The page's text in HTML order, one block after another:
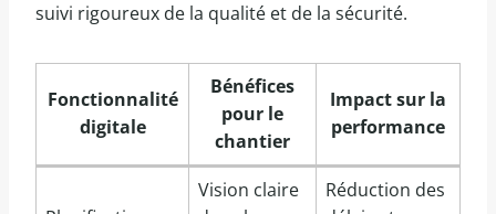
suivi rigoureux de la qualité et de la sécurité.
Fonctionnalité
digitale
Bénéfices
pour le
chantier
Impact sur la
performance
Vision claire
Réduction des